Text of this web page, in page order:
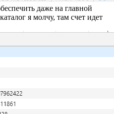
даже на главной
я молчу, там счет идет